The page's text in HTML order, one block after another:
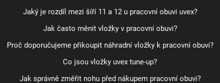
Jaký je rozdíl mezi šíří 11 a 12 u pracovní obuvi uvex?
Jak často měnit vložky v pracovní obuvi?
Proč doporučujeme přikoupit náhradní vložky k pracovní obuvi?
Co jsou vložky uvex tune-up?
Jak správně změřit nohu před nákupem pracovní obuvi?